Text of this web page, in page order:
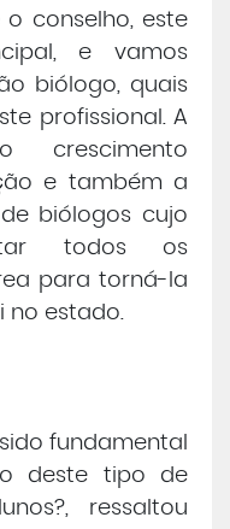
conselho, este
e vamos
biólogo, quais
profissional. A
crescimento
e também a
biólogos cujo
todos os
para torná-la
no estado.
fundamental
deste tipo de
ressaltou